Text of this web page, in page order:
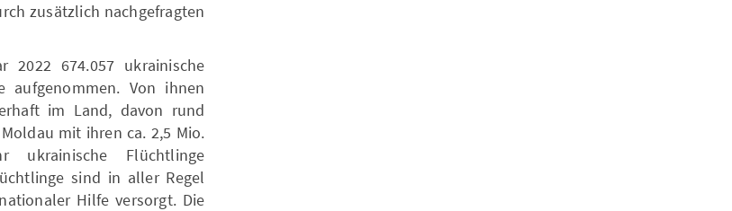
zusätzlich nachgefragten
2022 674.057 ukrainische
aufgenommen. Von ihnen
im Land, davon rund
mit ihren ca. 2,5 Mio.
Flüchtlinge
sind in aller Regel
Hilfe versorgt. Die